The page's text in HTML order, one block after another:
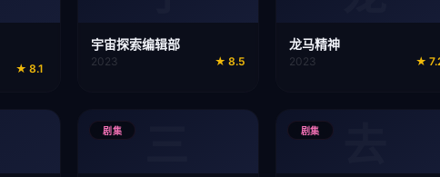
★ 8.1
宇宙探索编辑部
2023 ★ 8.5
龙马精神
2023 ★
剧集 剧集